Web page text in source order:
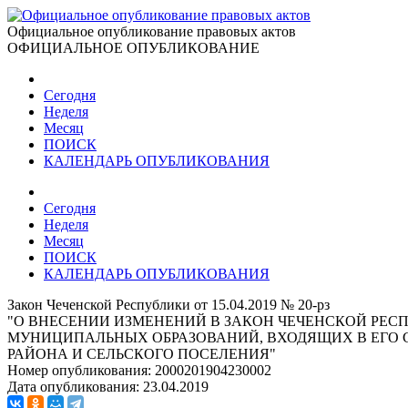
Официальное опубликование правовых актов
ОФИЦИАЛЬНОЕ ОПУБЛИКОВАНИЕ
Сегодня
Неделя
Месяц
ПОИСК
КАЛЕНДАРЬ ОПУБЛИКОВАНИЯ
Сегодня
Неделя
Месяц
ПОИСК
КАЛЕНДАРЬ ОПУБЛИКОВАНИЯ
Закон Чеченской Республики от 15.04.2019 № 20-рз
"О ВНЕСЕНИИ ИЗМЕНЕНИЙ В ЗАКОН ЧЕЧЕНСКОЙ
МУНИЦИПАЛЬНЫХ ОБРАЗОВАНИЙ, ВХОДЯЩИХ В
РАЙОНА И СЕЛЬСКОГО ПОСЕЛЕНИЯ"
Номер опубликования: 2000201904230002
Дата опубликования: 23.04.2019